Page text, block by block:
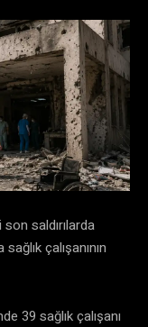
saldırılarda
çalışanının
39 sağlık çalışanı